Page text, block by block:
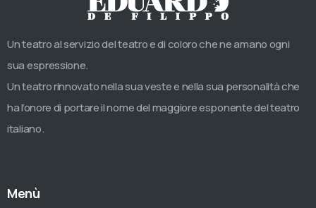
Un teatro al servizio del teatro e di coloro che ne amano ogni
sua espressione.
Un teatro rinnovato nella sua veste e nella sua personalità che
ha l’onore di portare il nome del maggiore esponente del teatro
italiano.
Menù